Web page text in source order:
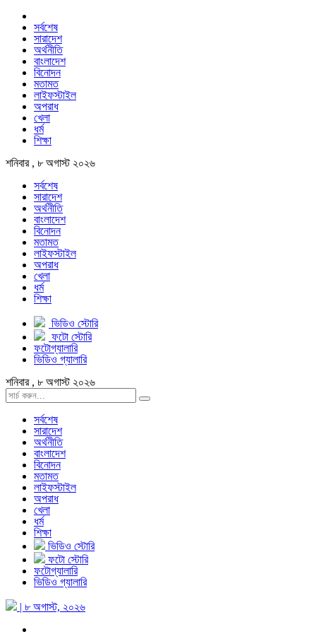
সর্বশেষ
সারাদেশ
অর্থনীতি
বাংলাদেশ
বিনোদন
মতামত
লাইফস্টাইল
অপরাধ
খেলা
ধর্ম
শিক্ষা
শনিবার , ৮ অগাস্ট ২০২৬
সর্বশেষ
সারাদেশ
অর্থনীতি
বাংলাদেশ
বিনোদন
মতামত
লাইফস্টাইল
অপরাধ
খেলা
ধর্ম
শিক্ষা
ভিডিও স্টোরি
ফটো স্টোরি
ফটোগ্যালারি
ভিডিও গ্যালারি
শনিবার , ৮ অগাস্ট ২০২৬
সর্বশেষ
সারাদেশ
অর্থনীতি
বাংলাদেশ
বিনোদন
মতামত
লাইফস্টাইল
অপরাধ
খেলা
ধর্ম
শিক্ষা
ভিডিও স্টোরি
ফটো স্টোরি
ফটোগ্যালারি
ভিডিও গ্যালারি
| ৮ অগাস্ট, ২০২৬